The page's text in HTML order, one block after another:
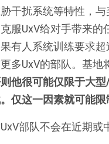
干扰系统等特性，与
服UxV给对手带来
有人系统训练要求
多UxV的部队。基地
他很可能仅限于大
仅这一因素就可能
部队不会在近期